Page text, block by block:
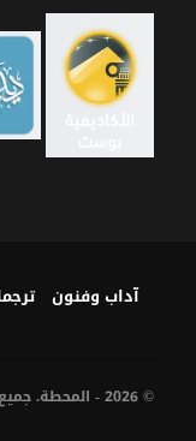
آداب وفنون
© 2026 -